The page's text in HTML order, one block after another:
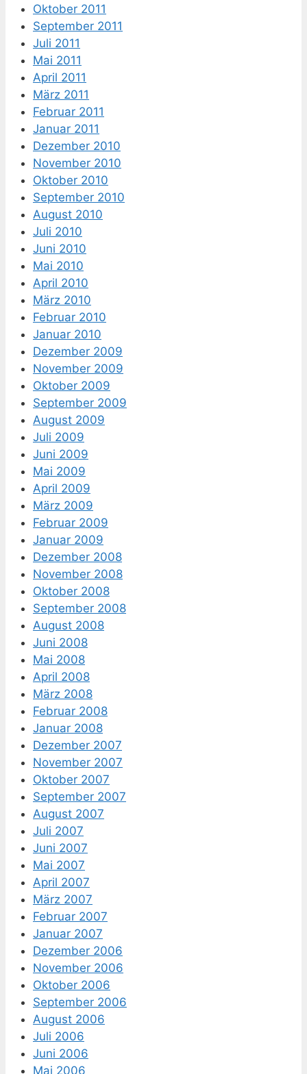
Oktober 2011
September 2011
Juli 2011
Mai 2011
April 2011
März 2011
Februar 2011
Januar 2011
Dezember 2010
November 2010
Oktober 2010
September 2010
August 2010
Juli 2010
Juni 2010
Mai 2010
April 2010
März 2010
Februar 2010
Januar 2010
Dezember 2009
November 2009
Oktober 2009
September 2009
August 2009
Juli 2009
Juni 2009
Mai 2009
April 2009
März 2009
Februar 2009
Januar 2009
Dezember 2008
November 2008
Oktober 2008
September 2008
August 2008
Juni 2008
Mai 2008
April 2008
März 2008
Februar 2008
Januar 2008
Dezember 2007
November 2007
Oktober 2007
September 2007
August 2007
Juli 2007
Juni 2007
Mai 2007
April 2007
März 2007
Februar 2007
Januar 2007
Dezember 2006
November 2006
Oktober 2006
September 2006
August 2006
Juli 2006
Juni 2006
Mai 2006